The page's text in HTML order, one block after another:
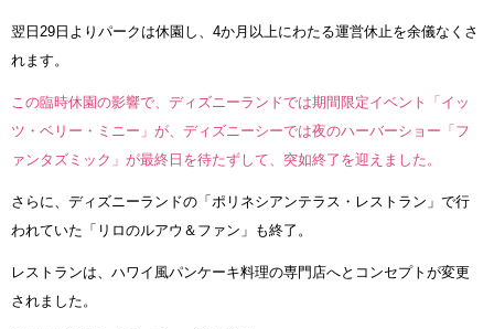
翌日29日よりパークは休園し、4か月以上にわたる運営休止を余儀なくさ
れます。
この臨時休園の影響で、ディズニーランドでは期間限定イベント「イッ
ツ・ベリー・ミニー」が、ディズニーシーでは夜のハーバーショー「フ
ァンタズミック」が最終日を待たずして、突如終了を迎えました。
さらに、ディズニーランドの「ポリネシアンテラス・レストラン」で行
われていた「リロのルアウ＆ファン」も終了。
レストランは、ハワイ風パンケーキ料理の専門店へとコンセプトが変更
されました。